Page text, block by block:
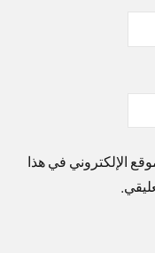
الإلكتروني في هذا